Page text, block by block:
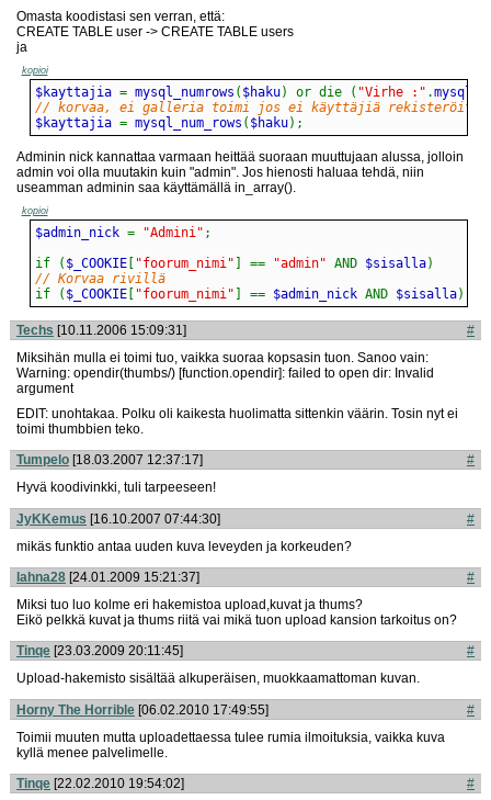
Omasta koodistasi sen verran, että:
CREATE TABLE user -> CREATE TABLE users
ja
kopioi
$kayttajia = mysql_numrows ( $haku) or die ( "Virhe :" .
// korvaa, ei galleria toimi jos ei käyttäjiä
$kayttajia = mysql_num_rows ( $haku) ;
Adminin nick kannattaa varmaan heittää suoraan muuttujaan alussa, jolloin
admin voi olla muutakin kuin "admin". Jos hienosti haluaa tehdä, niin
useamman adminin saa käyttämällä in_array().
kopioi
$admin_nick = "Admini" ;
if
( $_COOKIE [ "foorum_nimi" ] == "admin" AND $sisalla)
// Korvaa rivillä
if
( $_COOKIE [ "foorum_nimi" ] == $admin_nick AND $sisalla)
Techs [10.11.2006 15:09:31]
#
Miksihän mulla ei toimi tuo, vaikka suoraa kopsasin tuon. Sanoo vain:
Warning: opendir(thumbs/) [function.opendir]: failed to open dir: Invalid
argument
EDIT: unohtakaa. Polku oli kaikesta huolimatta sittenkin väärin. Tosin nyt ei
toimi thumbbien teko.
Tumpelo [18.03.2007 12:37:17]
#
Hyvä koodivinkki, tuli tarpeeseen!
JyKKemus [16.10.2007 07:44:30]
#
mikäs funktio antaa uuden kuva leveyden ja korkeuden?
lahna28 [24.01.2009 15:21:37]
#
Miksi tuo luo kolme eri hakemistoa upload,kuvat ja thums?
Eikö pelkkä kuvat ja thums riitä vai mikä tuon upload kansion tarkoitus on?
Tinqe [23.03.2009 20:11:45]
#
Upload-hakemisto sisältää alkuperäisen, muokkaamattoman kuvan.
Horny The Horrible [06.02.2010 17:49:55]
#
Toimii muuten mutta uploadettaessa tulee rumia ilmoituksia, vaikka kuva
kyllä menee palvelimelle.
Tinqe [22.02.2010 19:54:02]
#